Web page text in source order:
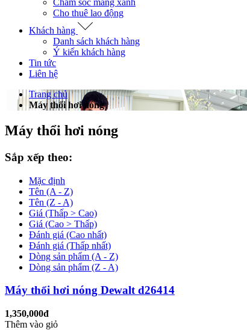
Chăm sóc mảng xanh
Cho thuê lao động
Khách hàng
Danh sách khách hàng
Ý kiến khách hàng
Tin tức
Liên hệ
Trang chủ
Máy thổi hơi nóng
Máy thổi hơi nóng
Sắp xếp theo:
Mặc định
Tên (A - Z)
Tên (Z - A)
Giá (Thấp > Cao)
Giá (Cao > Thấp)
Đánh giá (Cao nhất)
Đánh giá (Thấp nhất)
Dòng sản phẩm (A - Z)
Dòng sản phẩm (Z - A)
Máy thổi hơi nóng Dewalt d26414
1,350,000đ
Thêm vào giỏ